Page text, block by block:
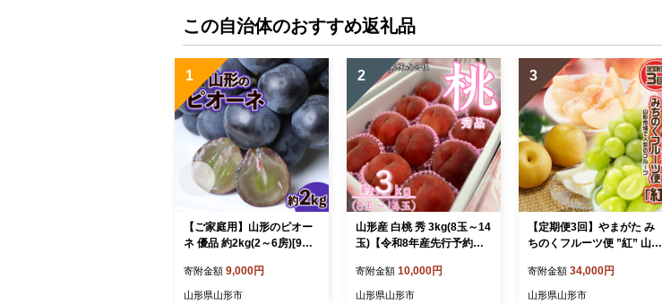
この自治体のおすすめ返礼品
1
【ご家庭用】山形のピオー
ネ 優品 約2kg(2～6房)[9月
約】FS23-645 くだもの 果
物 フルーツ 山形 山形県 山
寄附金額 9,000円
山形県山形市
2
山形産 白桃 秀 3kg(8玉～14
玉)【令和8年産先行予約】F
寄附金額 10,000円
山形県山形市
3
【定期便3回】やまがた み
ちのくフルーツ便 ”紅” 山形
[白桃・和梨・シャインマス
カット]フルーツ フルーツ定
寄附金額 34,000円
山形県山形市